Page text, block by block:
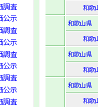
調査
公示
調査
公示
調査
公示
調査
公示
調査
和歌
和歌山県
和歌
和歌山県
和歌
和歌山県
和歌